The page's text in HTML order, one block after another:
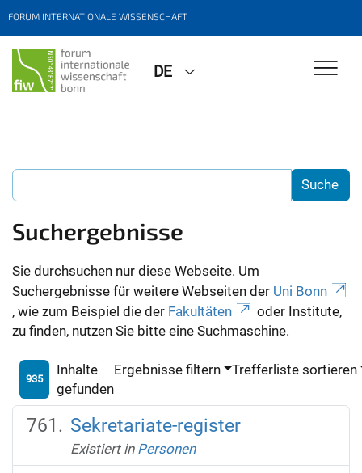
FORUM INTERNATIONALE WISSENSCHAFT
DE
Suchergebnisse
Sie durchsuchen nur diese Webseite. Um
Suchergebnisse für weitere Webseiten der Uni Bonn
, wie zum Beispiel die der Fakultäten
oder Institute,
zu finden, nutzen Sie bitte eine Suchmaschine.
935
Inhalte
gefunden
Ergebnisse filtern Trefferliste sortieren
Sekretariate-register
Existiert in Personen